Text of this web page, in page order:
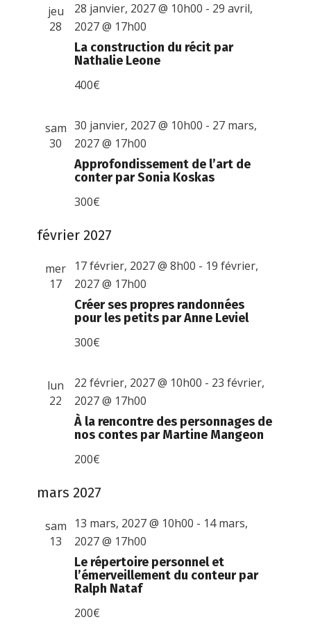
jeu
28
La construction du récit par
Nathalie Leone
28 janvier, 2027 @ 10h00 - 29 avril,
2027 @ 17h00
400€
sam
30
Approfondissement de l’art de
conter par Sonia Koskas
30 janvier, 2027 @ 10h00 - 27 mars,
2027 @ 17h00
300€
février 2027
mer
17
Créer ses propres randonnées
pour les petits par Anne Leviel
17 février, 2027 @ 8h00 - 19 février,
2027 @ 17h00
300€
lun
22
À la rencontre des personnages de
nos contes par Martine Mangeon
22 février, 2027 @ 10h00 - 23 février,
2027 @ 17h00
200€
mars 2027
sam
13
Le répertoire personnel et
l’émerveillement du conteur par
Ralph Nataf
13 mars, 2027 @ 10h00 - 14 mars,
2027 @ 17h00
200€